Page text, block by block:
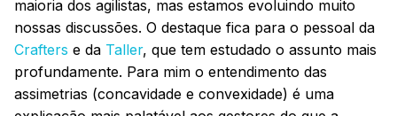
maioria dos agilistas, mas estamos evoluindo muito
nossas discussões. O destaque fica para o pessoal da
Crafters e da Taller, que tem estudado o assunto mais
profundamente. Para mim o entendimento das
assimetrias (concavidade e convexidade) é uma